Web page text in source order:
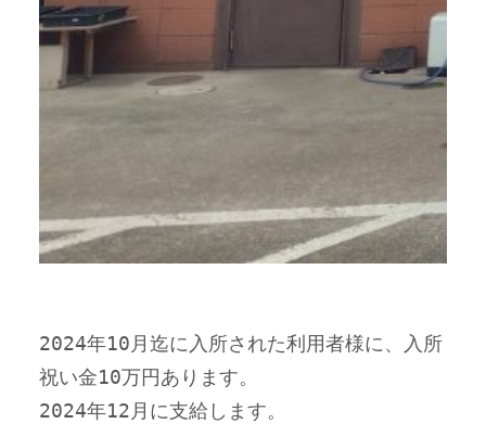
2024年10月迄に入所された利用者様に、入所
祝い金10万円あります。
2024年12月に支給します。